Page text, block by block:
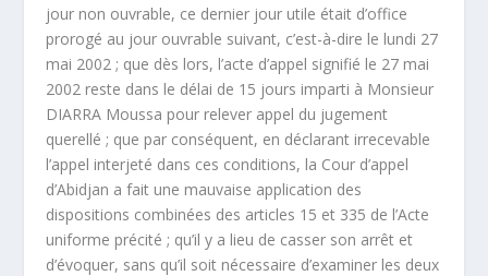
jour non ouvrable, ce dernier jour utile était d’office
prorogé au jour ouvrable suivant, c’est-à-dire le lundi 27
mai 2002 ; que dès lors, l’acte d’appel signifié le 27 mai
2002 reste dans le délai de 15 jours imparti à Monsieur
DIARRA Moussa pour relever appel du jugement
querellé ; que par conséquent, en déclarant irrecevable
l’appel interjeté dans ces conditions, la Cour d’appel
d’Abidjan a fait une mauvaise application des
dispositions combinées des articles 15 et 335 de l’Acte
uniforme précité ; qu’il y a lieu de casser son arrêt et
d’évoquer, sans qu’il soit nécessaire d’examiner les deux